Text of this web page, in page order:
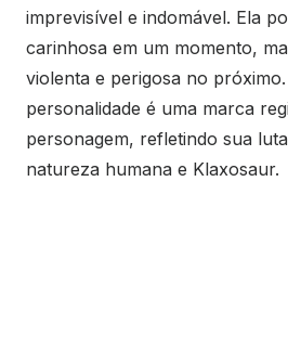
imprevisível e indomável. Ela
carinhosa em um momento,
violenta e perigosa no próximo.
personalidade é uma marca
personagem, refletindo sua
natureza humana e Klaxosaur.